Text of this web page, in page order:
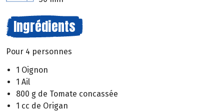
Ingrédients
Pour 4 personnes
1 Oignon
1 Ail
800 g de Tomate concassée
1 cc de Origan